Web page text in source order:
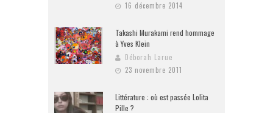
16 décembre 2014
Takashi Murakami rend hommage
à Yves Klein
Déborah Larue
23 novembre 2011
Littérature : où est passée Lolita
Pille ?